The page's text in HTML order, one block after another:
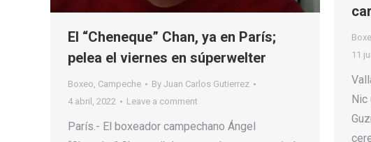
El “Cheneque” Chan, ya en París;
pelea el viernes en súperwelter
Boxeo, Campeche By Juan Carlos Gutierrez
4 abril, 2022
Leave a comment
París.- El boxeador campechano Ángel
11